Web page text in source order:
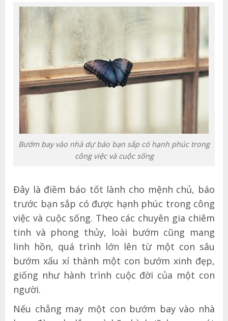
Bướm bay vào nhà dự báo bạn sắp có hạnh phúc trong
công việc và cuộc sống
Đây là điềm báo tốt lành cho mệnh chủ, báo
trước bạn sắp có được hạnh phúc trong công
việc và cuộc sống. Theo các chuyên gia chiêm
tinh và phong thủy, loài bướm cũng mang
linh hồn, quá trình lớn lên từ một con sâu
bướm xấu xí thành một con bướm xinh đẹp,
giống như hành trình cuộc đời của một con
người.
Nếu chẳng may một con bướm bay vào nhà